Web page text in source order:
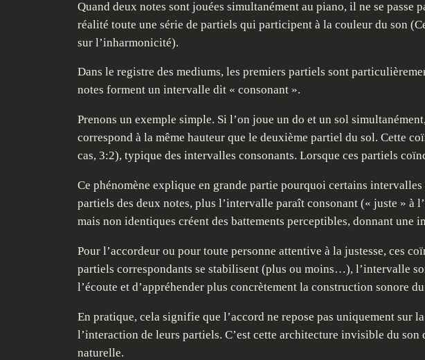
Quand deux notes sont jouées simultanément au piano, il ne se
réalité toute une série de partiels qui participent à la couleur du son
sur l’inharmonicité).
Dans le registre des mediums, les premiers partiels sont
notes forment un intervalle dit « consonant ».
Prenons un exemple simple. Si l’on joue un do et un sol
correspond à la même hauteur que le deuxième partiel du sol. Cette
cas, 3:2), typique des intervalles consonants. Lorsque ces partiels
Ce phénomène explique en grande partie pourquoi certains
partiels des deux notes, plus l’intervalle paraît consonant (« juste » à
mais non identiques créent des battements perceptibles, donnant
Pour l’accordeur ou pour toute personne attentive à la justesse, ces
partiels correspondants se stabilisent (plus ou moins…), l’intervalle
l’écoute et d’appréhender plus concrètement la construction sonore
En pratique, cela signifie que l’accord ne repose pas uniquement
l’interaction de leurs partiels. C’est cette architecture invisible du
naturelle.